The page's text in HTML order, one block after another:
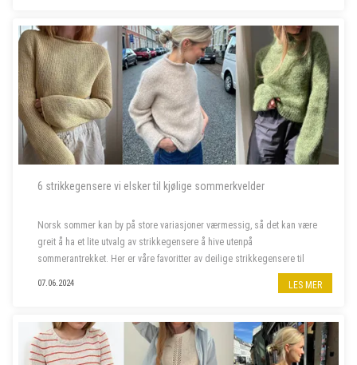
6 strikkegensere vi elsker til kjølige sommerkvelder
Norsk sommer kan by på store variasjoner værmessig, så det kan være
greit å ha et lite utvalg av strikkegensere å hive utenpå
sommerantrekket. Her er våre favoritter av deilige strikkegensere til
07.06.2024 LES MER